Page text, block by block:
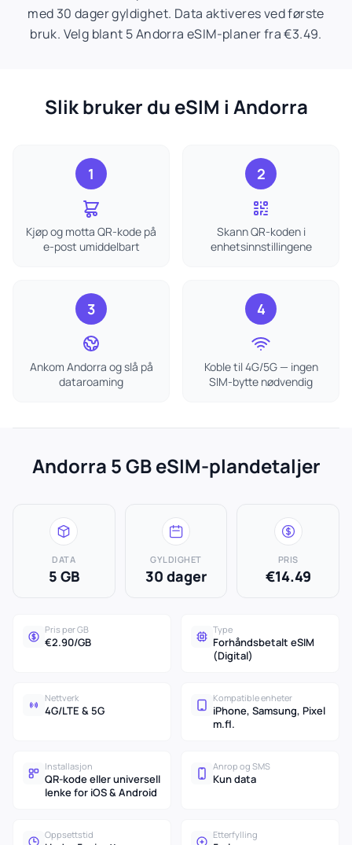
med 30 dager gyldighet. Data aktiveres ved første
bruk. Velg blant 5 Andorra eSIM-planer fra €3.49.
Slik bruker du eSIM i Andorra
1
Kjøp og motta QR-kode på
e-post umiddelbart
2
Skann QR-koden i
enhetsinnstillingene
3
Ankom Andorra og slå på
dataroaming
4
Koble til 4G/5G — ingen
SIM-bytte nødvendig
Andorra 5 GB eSIM-plandetaljer
DATA
5 GB
GYLDIGHET
30 dager
PRIS
€14.49
Pris per GB
€2.90/GB
Type
Forhåndsbetalt eSIM
(Digital)
Nettverk
4G/LTE & 5G
Kompatible enheter
iPhone, Samsung, Pixel
m.fl.
Installasjon
QR-kode eller universell
lenke for iOS & Android
Anrop og SMS
Kun data
Oppsettstid Etterfylling